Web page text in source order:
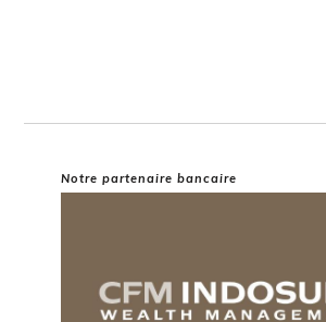
Notre partenaire bancaire